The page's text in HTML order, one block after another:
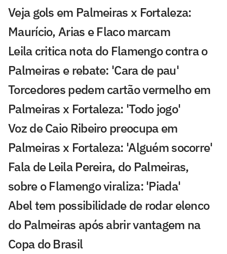
Veja gols em Palmeiras x Fortaleza:
Maurício, Arias e Flaco marcam
Leila critica nota do Flamengo contra o
Palmeiras e rebate: 'Cara de pau'
Torcedores pedem cartão vermelho em
Palmeiras x Fortaleza: 'Todo jogo'
Voz de Caio Ribeiro preocupa em
Palmeiras x Fortaleza: 'Alguém socorre'
Fala de Leila Pereira, do Palmeiras,
sobre o Flamengo viraliza: 'Piada'
Abel tem possibilidade de rodar elenco
do Palmeiras após abrir vantagem na
Copa do Brasil